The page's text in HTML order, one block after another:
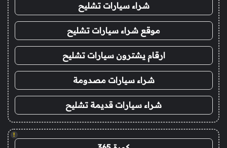
شراء سيارات تشليح
موقع شراء سيارات تشليح
ارقام يشترون سيارات تشليح
شراء سيارات مصدومة
شراء سيارات قديمة تشليح
!